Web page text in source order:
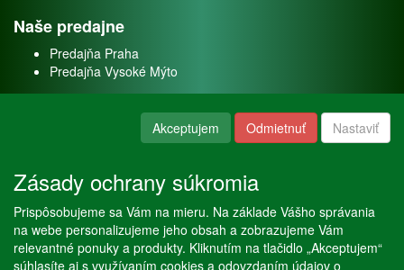
Naše predajne
Predajňa Praha
Predajňa Vysoké Mýto
Naše služby
Servis
Predaj akváriových rýb
Predaj akváriových rastlín
Akceptujem Odmietnuť Nastaviť
Zásady ochrany súkromia
Prispôsobujeme sa Vám na mieru. Na základe Vášho správania
na webe personalizujeme jeho obsah a zobrazujeme Vám
relevantné ponuky a produkty. Kliknutím na tlačidlo „Akceptujem“
súhlasíte aj s využívaním cookies a odovzdaním údajov o